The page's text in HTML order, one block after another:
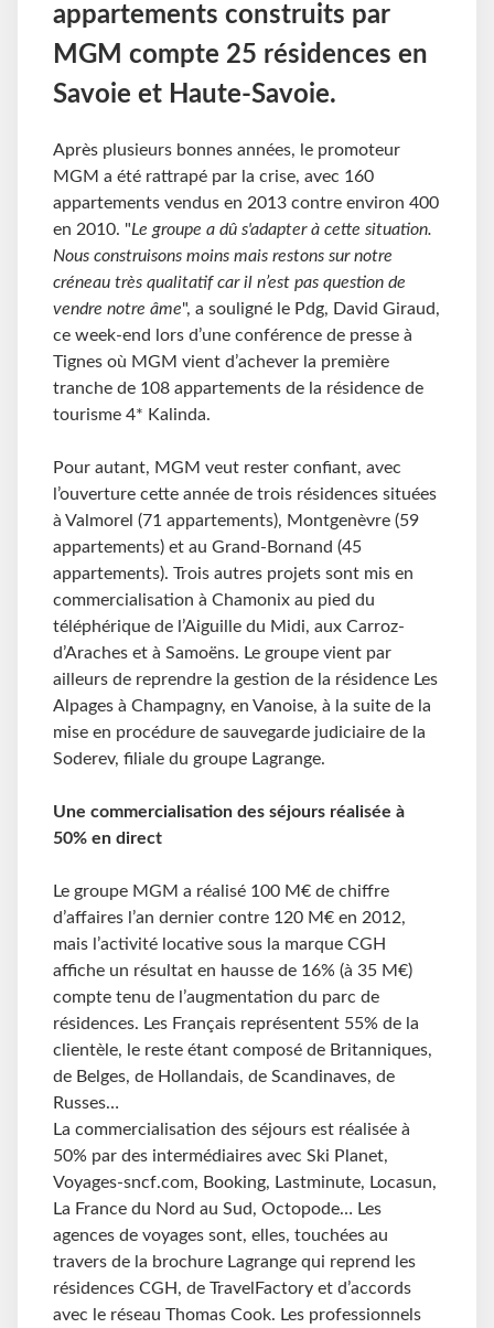
appartements construits par
MGM compte 25 résidences en
Savoie et Haute-Savoie.
Après plusieurs bonnes années, le promoteur
MGM a été rattrapé par la crise, avec 160
appartements vendus en 2013 contre environ 400
en 2010. "Le groupe a dû s'adapter à cette situation.
Nous construisons moins mais restons sur notre
créneau très qualitatif car il n’est pas question de
vendre notre âme", a souligné le Pdg, David Giraud,
ce week-end lors d’une conférence de presse à
Tignes où MGM vient d’achever la première
tranche de 108 appartements de la résidence de
tourisme 4* Kalinda.
Pour autant, MGM veut rester confiant, avec
l’ouverture cette année de trois résidences situées
à Valmorel (71 appartements), Montgenèvre (59
appartements) et au Grand-Bornand (45
appartements). Trois autres projets sont mis en
commercialisation à Chamonix au pied du
téléphérique de l’Aiguille du Midi, aux Carroz-
d’Araches et à Samoëns. Le groupe vient par
ailleurs de reprendre la gestion de la résidence Les
Alpages à Champagny, en Vanoise, à la suite de la
mise en procédure de sauvegarde judiciaire de la
Soderev, filiale du groupe Lagrange.
Une commercialisation des séjours réalisée à
50% en direct
Le groupe MGM a réalisé 100 M€ de chiffre
d’affaires l’an dernier contre 120 M€ en 2012,
mais l’activité locative sous la marque CGH
affiche un résultat en hausse de 16% (à 35 M€)
compte tenu de l’augmentation du parc de
résidences. Les Français représentent 55% de la
clientèle, le reste étant composé de Britanniques,
de Belges, de Hollandais, de Scandinaves, de
Russes…
La commercialisation des séjours est réalisée à
50% par des intermédiaires avec Ski Planet,
Voyages-sncf.com, Booking, Lastminute, Locasun,
La France du Nord au Sud, Octopode… Les
agences de voyages sont, elles, touchées au
travers de la brochure Lagrange qui reprend les
résidences CGH, de TravelFactory et d’accords
avec le réseau Thomas Cook. Les professionnels